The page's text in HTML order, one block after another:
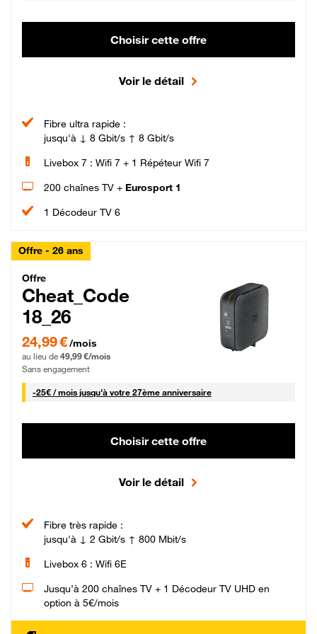
Choisir cette offre
Voir le détail
Fibre ultra rapide :
jusqu'à ↓ 8 Gbit/s ↑ 8 Gbit/s
Livebox 7 : Wifi 7 + 1 Répéteur Wifi 7
200 chaînes TV + Eurosport 1
1 Décodeur TV 6
Offre - 26 ans
Cheat_Code Fibre_18_26
Offre
Cheat_Code
18_26
24,99 € par mois pendant 0 mois puis 49,99 € par mois, Sans engagement
24,99 €/mois
au lieu de 49,99 €/mois
Sans engagement
-25€ / mois25 € par mois
jusqu'à votre 27ème anniversaire
Choisir cette offre
Voir le détail
Fibre très rapide :
jusqu'à ↓ 2 Gbit/s ↑ 800 Mbit/s
Livebox 6 : Wifi 6E
Jusqu’à 200 chaînes TV + 1 Décodeur TV UHD en
option à 5€/mois